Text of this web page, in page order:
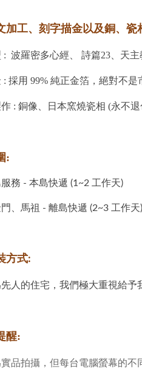
加工、刻字描金以及銅、瓷
: 波羅密多心經、 詩篇23、天主
: 採用 99% 純正金箔，絕對不是
: 銅像、日本窯燒瓷相 (永不退
:
務 - 本島快遞 (1~2 工作天)
、馬祖 - 離島快遞 (2~3 工作天)
方式:
人的住宅，我們極大重視給
醒:
品拍攝，但每台電腦螢幕的不